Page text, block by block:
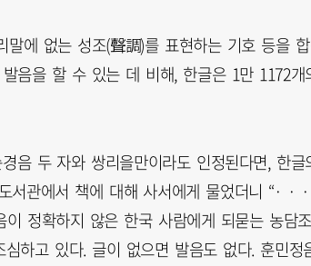
에 없는 성조(聲調)를 표현하는 기호 등을
음을 할 수 있는 데 비해, 한글은 1만 1172개
음 두 자와 쌍리을만이라도 인정된다면, 한글
서관에서 책에 대해 사서에게 물었더니 “· · ·
이 정확하지 않은 한국 사람에게 되묻는 농담조
하고 있다. 글이 없으면 발음도 없다. 훈민정